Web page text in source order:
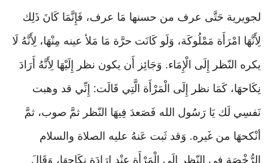
لجويرية حَتَّى عرف من حسنها مَا عرف، فَإِنَّمَا كَانَ ذَلِك
لِأَنَّهَا امْرَأَة مَمْلُوكَة، وَلَو كَانَت حرَّة مَا مَلأ عينه مِنْهَا، لِأَنَّهُ لَا
يكره النّظر إِلَى الْإِمَاء. وَجَائِز أَن يكون نظر إِلَيْهَا لِأَنَّهُ أَرَادَ
نِكَاحهَا، كَمَا نظر إِلَى الْمَرْأَة الَّتِي قَالَت: إِنِّي قد وهبت
نَفسِي لَك يَا رَسُول الله فَصَعدَ فِيهَا النّظر ثمَّ صوب، ثمَّ
أنْكحهَا من غَيره. وَقد ثَبت عَنهُ عليه الصلاة والسلام
الرُّخْصَة فِي النّظر إِلَى الْمَرْأَة عِنْد إِرَادَة نِكَاحهَا، وَقَالَ